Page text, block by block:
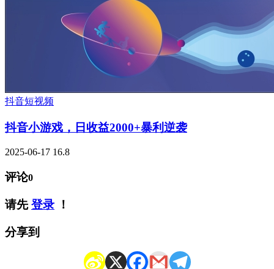
抖音短视频
抖音小游戏，日收益2000+暴利逆袭
2025-06-17 16.8
评论0
请先登录 ！
分享到